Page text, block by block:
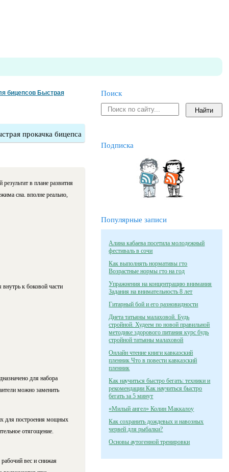
бицепсов Быстрая
прокачка бицепса
в плане развития
сна. вполне реально,
к боковой части
для набора
можно заменить
для построения мощных
отягощение.
вес и снижая
Поиск
Подписка
Популярные записи
Алина кабаева посетила молодежный
фестиваль в сочи
Как выполнять нормативы гто
Возрастные нормы гто на год
Упражнения на концентрацию внимания
Задания на внимательность 8 лет
Гитарный бой и его разновидности
Диета татьяны малаховой. Будь
стройной. Худеем по новой правильной
методике здорового питания курс будь
стройной татьяны малаховой
Онлайн чтение книги кавказский
пленник Что в повести кавказский
пленник
Как научиться быстро бегать: техники и
рекомендации Как научиться быстро
бегать за 5 минут
«Милый ангел» Колин Маккалоу
Как сохранить дождевых и навозных
червей для рыбалки?
Основы аутогенной тренировки